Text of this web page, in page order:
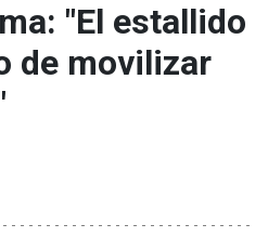
"El estallido
de movilizar